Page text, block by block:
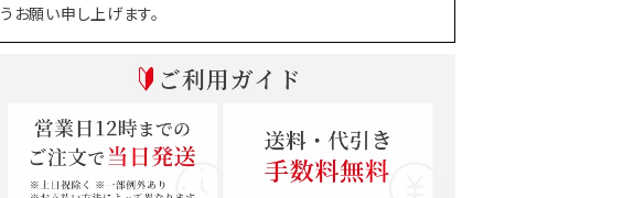
うお願い申し上げます。